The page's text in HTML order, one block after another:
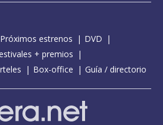
Próximos estrenos
DVD
+ premios
Box-office Guía / directorio